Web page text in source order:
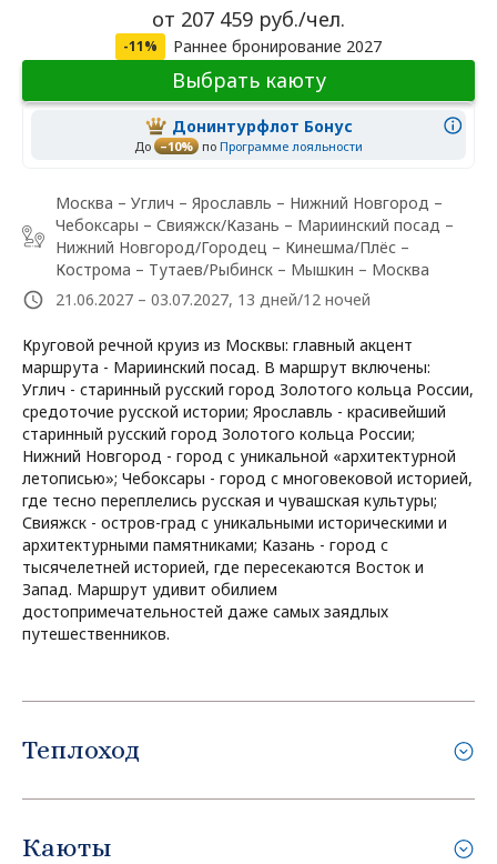
от 207 459 руб./чел.
-11% Раннее бронирование 2027
Выбрать каюту
Донинтурфлот Бонус
До –10% по Программе лояльности
Москва – Углич – Ярославль – Нижний Новгород –
Чебоксары – Свияжск/Казань – Мариинский посад –
Нижний Новгород/Городец – Кинешма/Плёс –
Кострома – Тутаев/Рыбинск – Мышкин – Москва
21.06.2027 – 03.07.2027, 13 дней/12 ночей
Круговой речной круиз из Москвы: главный акцент
маршрута - Мариинский посад. В маршрут включены:
Углич - старинный русский город Золотого кольца России,
средоточие русской истории; Ярославль - красивейший
старинный русский город Золотого кольца России;
Нижний Новгород - город с уникальной «архитектурной
летописью»; Чебоксары - город с многовековой историей,
где тесно переплелись русская и чувашская культуры;
Свияжск - остров-град с уникальными историческими и
архитектурными памятниками; Казань - город с
тысячелетней историей, где пересекаются Восток и
Запад. Маршрут удивит обилием
достопримечательностей даже самых заядлых
путешественников.
Теплоход
Каюты